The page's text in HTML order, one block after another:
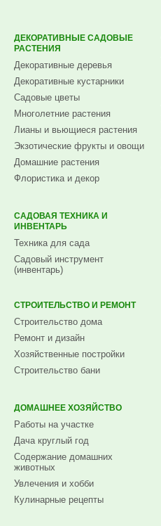
ДЕКОРАТИВНЫЕ САДОВЫЕ
РАСТЕНИЯ
Декоративные деревья
Декоративные кустарники
Садовые цветы
Многолетние растения
Лианы и вьющиеся растения
Экзотические фрукты и овощи
Домашние растения
Флористика и декор
САДОВАЯ ТЕХНИКА И
ИНВЕНТАРЬ
Техника для сада
Садовый инструмент
(инвентарь)
СТРОИТЕЛЬСТВО И РЕМОНТ
Строительство дома
Ремонт и дизайн
Хозяйственные постройки
Строительство бани
ДОМАШНЕЕ ХОЗЯЙСТВО
Работы на участке
Дача круглый год
Содержание домашних
животных
Увлечения и хобби
Кулинарные рецепты